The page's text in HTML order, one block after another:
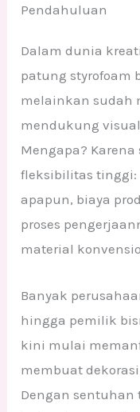
Pendahuluan
Dalam dunia
patung styrofoam
melainkan sudah
mendukung
Mengapa?
fleksibilitas tinggi:
apapun, biaya
proses
material
Banyak
hingga pemilik
kini mulai
membuat
Dengan sentuhan